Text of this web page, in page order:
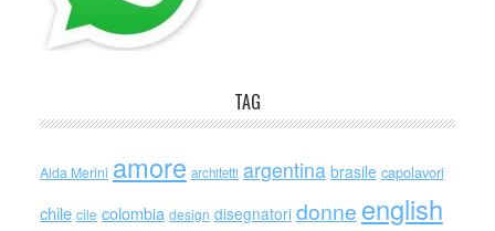
TAG
Alda Merini amore architetti argentina brasile capolavori
chile cile colombia design disegnatori donne english